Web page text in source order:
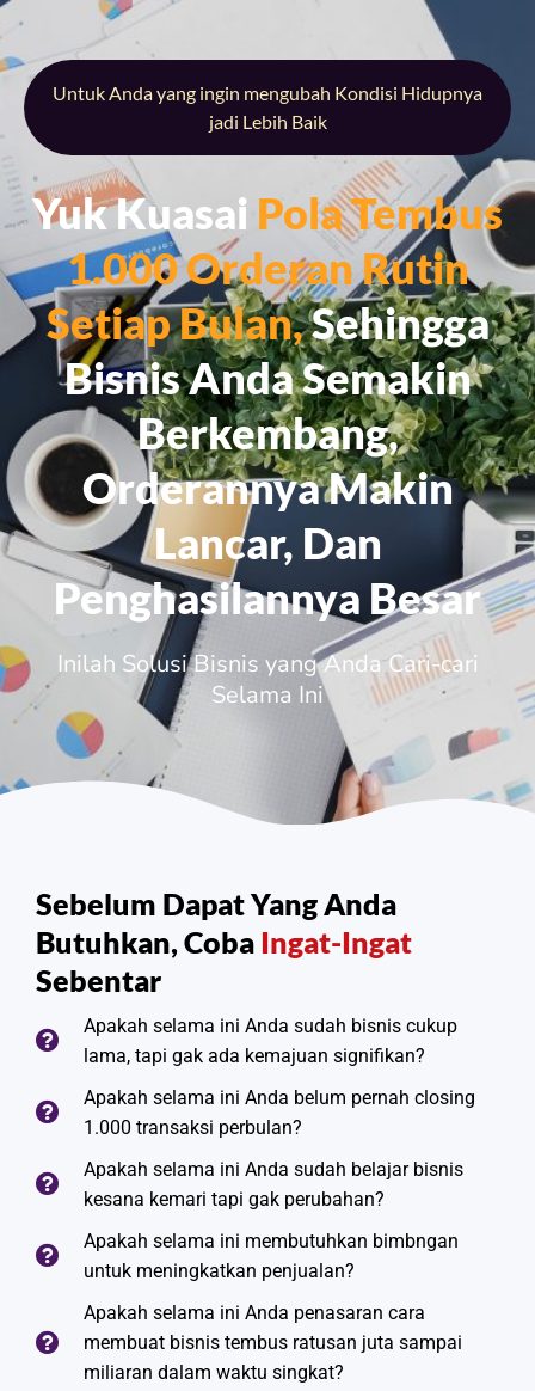
Untuk Anda yang ingin mengubah Kondisi Hidupnya
jadi Lebih Baik
Yuk Kuasai Pola Tembus
1.000 Orderan Rutin
Setiap Bulan,Sehingga
Bisnis Anda Semakin
Berkembang,
Orderannya Makin
Lancar, Dan
Penghasilannya Besar
Inilah Solusi Bisnis yang Anda Cari-cari
Selama Ini
Sebelum Dapat Yang Anda
Butuhkan, Coba Ingat-Ingat
Sebentar
Apakah selama ini Anda sudah bisnis cukup
lama, tapi gak ada kemajuan signifikan?
Apakah selama ini Anda belum pernah closing
1.000 transaksi perbulan?
Apakah selama ini Anda sudah belajar bisnis
kesana kemari tapi gak perubahan?
Apakah selama ini membutuhkan bimbngan
untuk meningkatkan penjualan?
Apakah selama ini Anda penasaran cara
membuat bisnis tembus ratusan juta sampai
miliaran dalam waktu singkat?